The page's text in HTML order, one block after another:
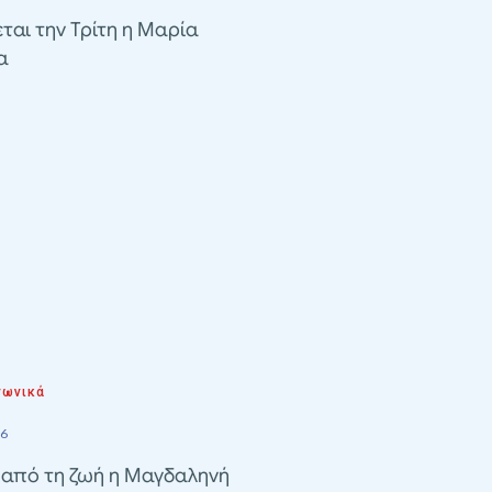
την Τρίτη η Μαρία
τη ζωή η Μαγδαληνή